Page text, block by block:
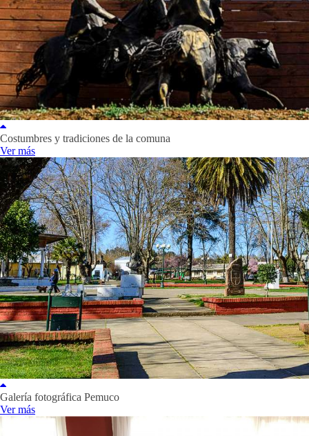
Costumbres y tradiciones de la comuna
Ver más
Galería fotográfica Pemuco
Ver más